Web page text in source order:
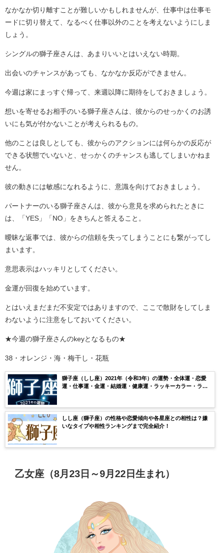
なかなか切り離すことが難しいかもしれませんが、仕事中は仕事モ
ードに切り替えて、なるべく仕事以外のことを考えないようにしま
しょう。
シングルの獅子座さんは、あまりいいとはいえない時期。
出会いのチャンスがあっても、なかなか反応ができません。
今週は家にまっすぐ帰って、来週以降に期待をしておきましょう。
想いを寄せるお相手のいる獅子座さんは、彼からのせっかくのお誘
いにも気が付かないことが考えられるもの。
他のことは良しとしても、彼からのアクションには何らかの反応が
できる状態でいないと、せっかくのチャンスも逃してしまいかねま
せん。
彼の動きには敏感になれるように、意識を向けておきましょう。
パートナーのいる獅子座さんは、彼から意見を求められたときに
は、「YES」「NO」をきちんと答えること。
曖昧な返事では、彼からの信頼を失ってしまうことにも繋がってし
まいます。
意思表示はハッキリとしてください。
金運が回復を始めています。
とはいえまだまだ不安定ではありますので、ここで散財をしてしま
わないように注意をしておいてください。
★今週の獅子座さんのkeyとなるもの★
38・オレンジ・海・梅干し・花瓶
獅子座（しし座）2021年（令和3年）の運勢・全体運・恋愛
運・仕事運・金運・結婚運・健康運・ラッキーカラー・ラッ
しし座（獅子座）の性格や恋愛傾向や各星座との相性は？嫌
いなタイプや相性ランキングまで完全紹介！
乙女座（8月23日～9月22日生まれ）